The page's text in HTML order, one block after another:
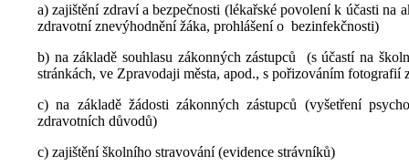
a) zajištění zdraví a bezpečnosti (lékařské povolení k účasti
zdravotní znevýhodnění žáka, prohlášení o bezinfekčnosti)
b) na základě souhlasu zákonných zástupců (s účastí na
stránkách, ve Zpravodaji města, apod., s pořizováním fotografií
c) na základě žádosti zákonných zástupců (vyšetření
zdravotních důvodů)
c) zajištění školního stravování (evidence strávníků)